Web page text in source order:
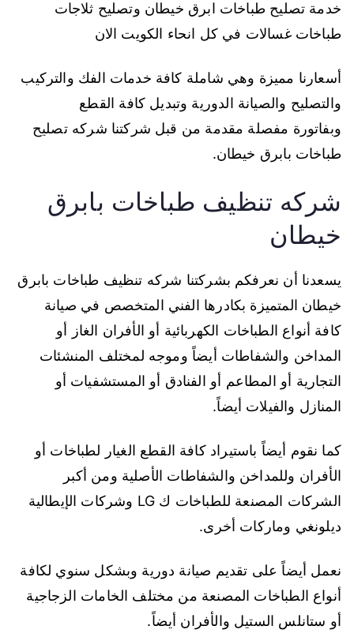
خدمة تصليح طباخات ابرق خيطان وتصليح ثلاجات
طباخات غسالات في كل انحاء الكويت الان
أسعارنا مميزة وهي شاملة كافة خدمات الفك والتركيب
والتصليح والصيانة الدورية وتبديل كافة القطع
وبفاتورة مفصلة مقدمة من قبل شركتنا شركه تصليح
طباخات بابرق خيطان.
شركه تنظيف طباخات بابرق
خيطان
يسعدنا أن نعرفكم بشركتنا شركه تنظيف طباخات بابرق
خيطان المتميزة بكادرها الفني المتخصص في صيانة
كافة أنواع الطباخات الكهربائية أو الأفران الغاز أو
المداخن والشفاطات أيضاً وموجه لمختلف المنشئات
التجارية أو المطاعم أو الفنادق أو المستشفيات أو
المنازل والفيلات أيضاً.
كما نقوم أيضاً باستيراد كافة القطع الغيار لطباخات أو
الأفران وللمداخن والشفاطات الأصلية ومن أكبر
الشركات المصنعة للطباخات ك LG وشركات الإيطالية
ديلونغي وماركات أخرى.
نعمل أيضاً على تقديم صيانة دورية وبشكل سنوي لكافة
أنواع الطباخات المصنعة من مختلف الخامات الزجاجية
أو ستانلس الستيل والأفران أيضاً.